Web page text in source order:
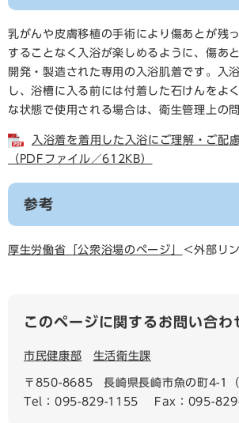
乳がんや皮膚移植の手術により傷あとが残
することなく入浴が楽しめるように、傷あ
開発・製造された専用の入浴肌着です。入
し、浴槽に入る前には付着した石けんをよ
な状態で使用される場合は、衛生管理上の
入浴着を着用した入浴にご理解・ご配
（PDFファイル／612KB）
参考
厚生労働省「公衆浴場のページ」 ＜外部リ
このページに関するお問い合わ
市民健康部 生活衛生課
〒850-8685
長崎県長崎市魚の町4-1（
Tel：095-829-1155
Fax：095-